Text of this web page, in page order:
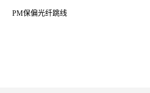
PM保偏光纤跳线